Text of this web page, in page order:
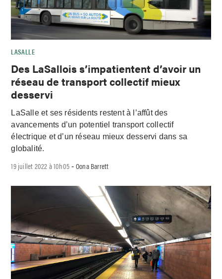
LASALLE
Des LaSallois s’impatientent d’avoir un
réseau de transport collectif mieux
desservi
LaSalle et ses résidents restent à l’affût des
avancements d’un potentiel transport collectif
électrique et d’un réseau mieux desservi dans sa
globalité.
19 juillet 2022 à 10h05 -Oona Barrett